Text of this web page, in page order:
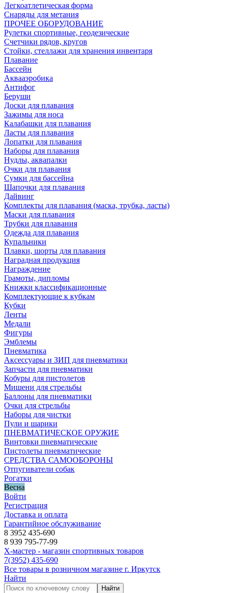
Легкоатлетическая форма
Снаряды для метания
ПРОЧЕЕ ОБОРУДОВАНИЕ
Рулетки спортивные, геодезические
Счетчики рядов, кругов
Стойки, стеллажи для хранения инвентаря
Плавание
Бассейн
Аквааэробика
Антифог
Беруши
Доски для плавания
Зажимы для носа
Калабашки для плавания
Ласты для плавания
Лопатки для плавания
Наборы для плавания
Нудлы, аквапалки
Очки для плавания
Сумки для бассейна
Шапочки для плавания
Дайвинг
Комплекты для плавания (маска, трубка, ласты)
Маски для плавания
Трубки для плавания
Одежда для плавания
Купальники
Плавки, шорты для плавания
Наградная продукция
Награждение
Грамоты, дипломы
Книжки классификационные
Комплектующие к кубкам
Кубки
Ленты
Медали
Фигуры
Эмблемы
Пневматика
Аксессуары и ЗИП для пневматики
Запчасти для пневматики
Кобуры для пистолетов
Мишени для стрельбы
Баллоны для пневматики
Очки для стрельбы
Наборы для чистки
Пули и шарики
ПНЕВМАТИЧЕСКОЕ ОРУЖИЕ
Винтовки пневматические
Пистолеты пневматические
СРЕДСТВА САМООБОРОНЫ
Отпугиватели собак
Рогатки
Весна
Войти
Регистрация
Доставка и оплата
Гарантийное обслуживание
8 3952 435-690
8 939 795-77-99
Х-мастер - магазин спортивных товаров
7(3952) 435-690
Все товары в розничном магазине г. Иркутск
Найти
Найти